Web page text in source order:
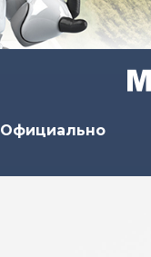
Официально